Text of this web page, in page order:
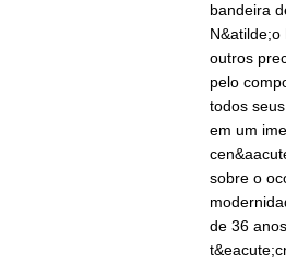
bandeira
outros
pelo
todos
em um
sobre o
de 36